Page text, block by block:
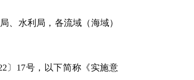
水利局，各流域（海域）
17号，以下简称《实施意